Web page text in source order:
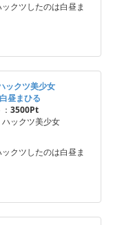
クツしたのは白昼ま
ックツ美少女
昼まひる
3500Pt
ックツ美少女
クツしたのは白昼ま